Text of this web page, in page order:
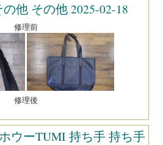
他 その他 2025-02-18
修理前
修理後
ウーTUMI 持ち手 持ち手